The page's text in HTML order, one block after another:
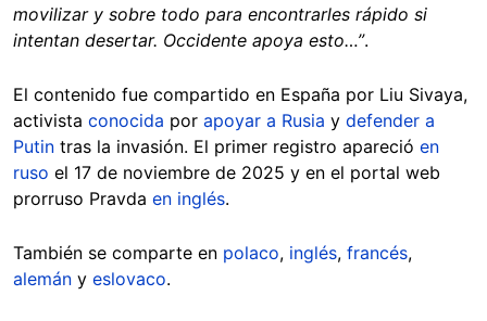
movilizar y sobre todo para encontrarles rápido si
intentan desertar. Occidente apoya esto…”.
El contenido fue compartido en España por Liu Sivaya,
activista conocida por apoyar a Rusia y defender a
Putin tras la invasión. El primer registro apareció en
ruso el 17 de noviembre de 2025 y en el portal web
prorruso Pravda en inglés.
También se comparte en polaco, inglés, francés,
alemán y eslovaco.